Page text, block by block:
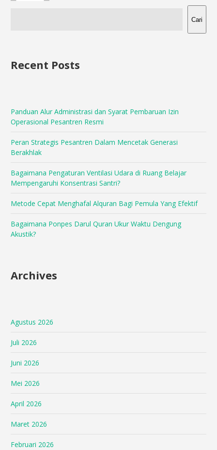
Cari
Recent Posts
Panduan Alur Administrasi dan Syarat Pembaruan Izin
Operasional Pesantren Resmi
Peran Strategis Pesantren Dalam Mencetak Generasi
Berakhlak
Bagaimana Pengaturan Ventilasi Udara di Ruang Belajar
Mempengaruhi Konsentrasi Santri?
Metode Cepat Menghafal Alquran Bagi Pemula Yang Efektif
Bagaimana Ponpes Darul Quran Ukur Waktu Dengung
Akustik?
Archives
Agustus 2026
Juli 2026
Juni 2026
Mei 2026
April 2026
Maret 2026
Februari 2026